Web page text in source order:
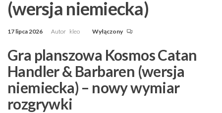
(wersja niemiecka)
17 lipca 2026 Autor kleo Wyłączony
Gra planszowa Kosmos Catan
Handler & Barbaren (wersja
niemiecka) – nowy wymiar
rozgrywki